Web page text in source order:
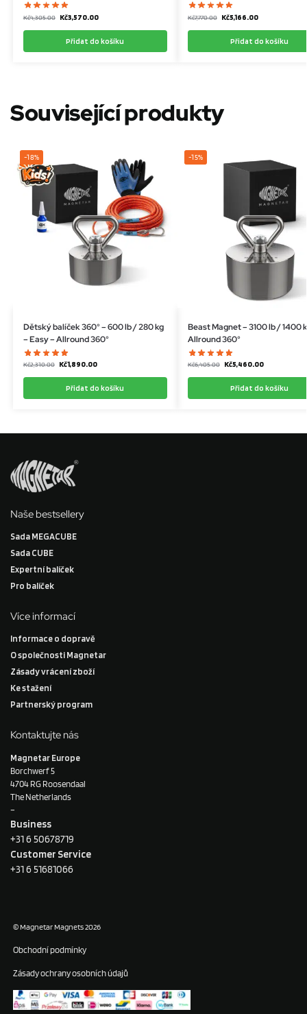
Kč4,305.00 Kč3,570.00
Přidat do košíku
Kč7,770.00 Kč5,166.00
Přidat do košíku
Související produkty
-18%
Dětský balíček 360° – 600 lb / 280 kg
– Easy – Allround 360°
Kč2,310.00 Kč1,890.00
Přidat do košíku
-15%
Beast Magnet – 3100 lb / 1400
Allround 360°
Kč6,405.00 Kč5,460.00
Přidat do košíku
Naše bestsellery
Sada MEGACUBE
Sada CUBE
Expertní balíček
Pro balíček
Více informací
Informace o dopravě
O společnosti Magnetar
Zásady vrácení zboží
Ke stažení
Partnerský program
Kontaktujte nás
Magnetar Europe
Borchwerf 5
4704 RG Roosendaal
The Netherlands
–
Business
+31 6 50678719
Customer Service
+31 6 51681066
© Magnetar Magnets 2026
Obchodní podmínky
Zásady ochrany osobních údajů